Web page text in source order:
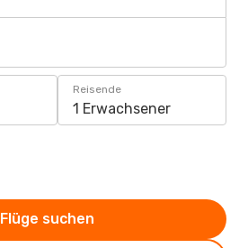
Reisende
1 Erwachsener
Flüge suchen